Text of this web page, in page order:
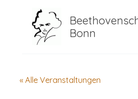
Bonn
« Alle Veranstaltungen